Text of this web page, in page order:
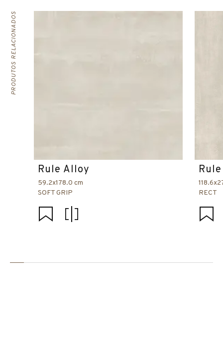
PRODUTOS RELACIONADOS
Rule Alloy
59.2x178.0 cm
SOFT GRIP
RECT